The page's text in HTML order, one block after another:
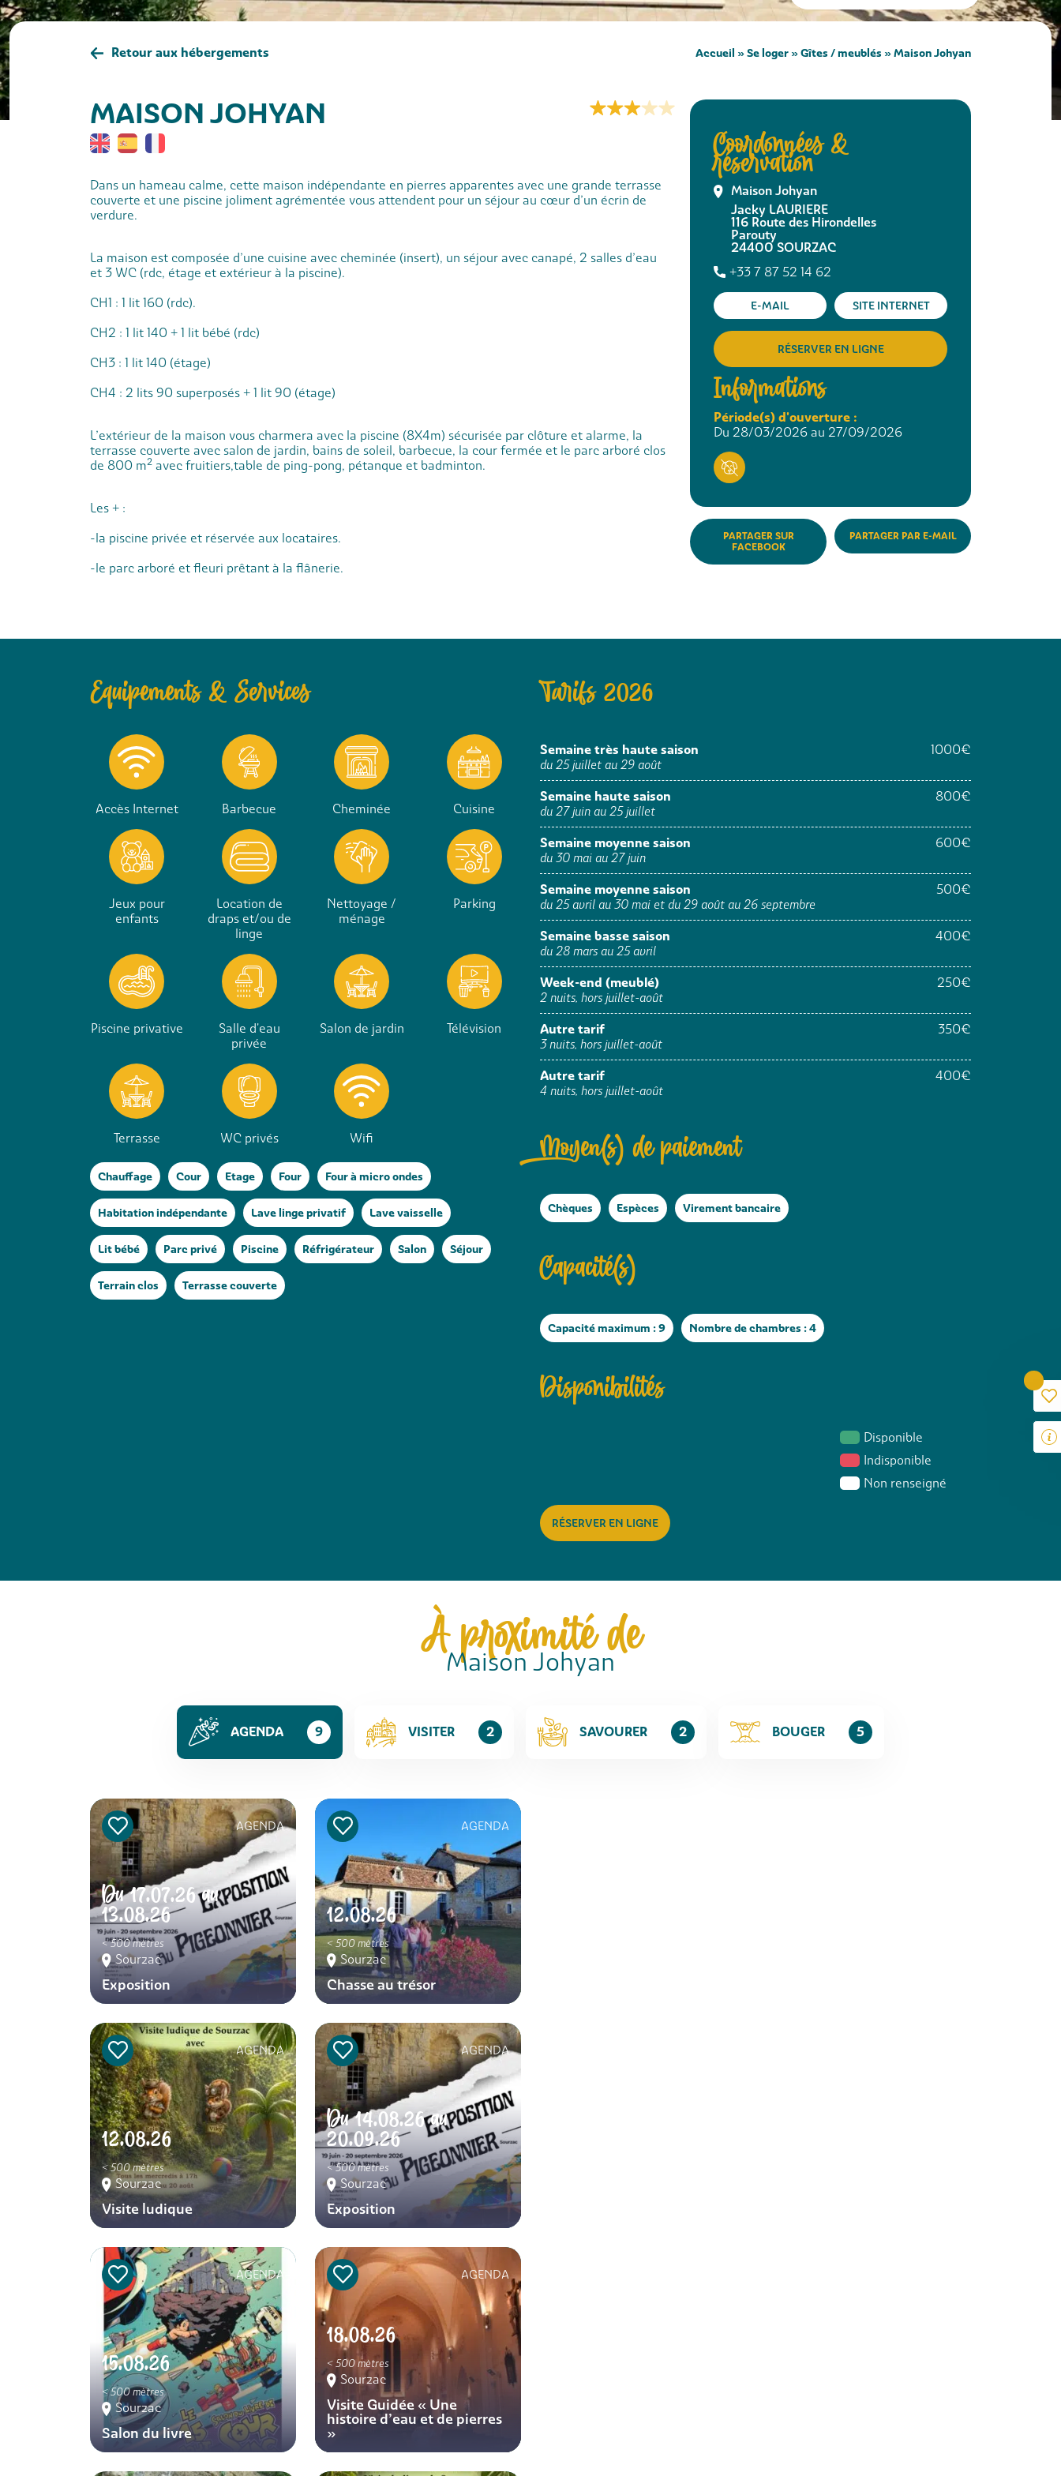
Retour aux hébergements Accueil »Se loger »Gîtes / meublés »Maison Johyan
MAISON JOHYAN
Dans un hameau calme, cette maison indépendante en pierres apparentes avec une grande terrasse
couverte et une piscine joliment agrémentée vous attendent pour un séjour au cœur d’un écrin de
verdure.
La maison est composée d’une cuisine avec cheminée (insert), un séjour avec canapé, 2 salles d’eau
et 3 WC (rdc, étage et extérieur à la piscine).
CH1 : 1 lit 160 (rdc).
CH2 : 1 lit 140 + 1 lit bébé (rdc)
CH3 : 1 lit 140 (étage)
CH4 : 2 lits 90 superposés + 1 lit 90 (étage)
L’extérieur de la maison vous charmera avec la piscine (8X4m) sécurisée par clôture et alarme, la
terrasse couverte avec salon de jardin, bains de soleil, barbecue, la cour fermée et le parc arboré clos
de 800 m² avec fruitiers,table de ping-pong, pétanque et badminton.
Les + :
-la piscine privée et réservée aux locataires.
-le parc arboré et fleuri prêtant à la flânerie.
Coordonnées &
réservation
Maison Johyan
Jacky LAURIERE
116 Route des Hirondelles
Parouty
24400SOURZAC
+33 7 87 52 14 62
SITE INTERNET
E-MAIL
RÉSERVER EN LIGNE
Informations
Période(s) d'ouverture :
Du 28/03/2026 au 27/09/2026
PARTAGER SUR
FACEBOOK
PARTAGER PAR E-MAIL
Equipements & Services
Accès Internet Barbecue Cheminée Cuisine
Jeux pour
enfants
Location de
draps et/ou de
linge
Nettoyage /
ménage
Parking
Piscine privative
Salle d'eau
privée
Salon de jardin Télévision
Terrasse WC privés Wifi
Chauffage Cour Etage Four Four à micro ondes
Habitation indépendante Lave linge privatif Lave vaisselle
Lit bébé Parc privé Piscine Réfrigérateur Salon Séjour
Terrain clos Terrasse couverte
Tarifs 2026
Semaine très haute saison
1000€
du 25 juillet au 29 août
Semaine haute saison
800€
du 27 juin au 25 juillet
Semaine moyenne saison
600€
du 30 mai au 27 juin
Semaine moyenne saison
500€
du 25 avril au 30 mai et du 29 août au 26 septembre
Semaine basse saison
400€
du 28 mars au 25 avril
Week-end (meublé)
250€
2 nuits, hors juillet-août
Autre tarif
350€
3 nuits, hors juillet-août
Autre tarif
400€
4 nuits, hors juillet-août
Moyen(s) de paiement
Chèques Espèces Virement bancaire
Capacité(s)
Capacité maximum : 9 Nombre de chambres : 4
Disponibilités
Disponible
Indisponible
Non renseigné
RÉSERVER EN LIGNE
À proximité de
Maison Johyan
AGENDA 9 VISITER 2 SAVOURER 2 BOUGER 5
AGENDA
Du17.07.26au
13.08.26
< 500 mètres
Sourzac
Exposition
AGENDA
12.08.26
< 500 mètres
Sourzac
Chasse au trésor
AGENDA
12.08.26
< 500 mètres
Sourzac
Visite ludique
AGENDA
Du14.08.26au
20.09.26
< 500 mètres
Sourzac
Exposition
AGENDA
15.08.26
< 500 mètres
Sourzac
Salon du livre
AGENDA
18.08.26
< 500 mètres
Sourzac
Visite Guidée « Une
histoire d’eau et de pierres
»